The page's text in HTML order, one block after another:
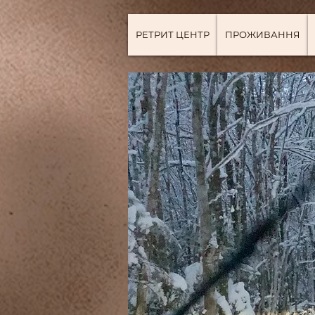
РЕТРИТ ЦЕНТР ПРОЖИВАННЯ